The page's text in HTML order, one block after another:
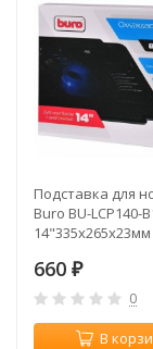
Подставка для
Buro BU-LCP140-
14"335x265x23мм
сетка/пластик
660 ₽
0
В